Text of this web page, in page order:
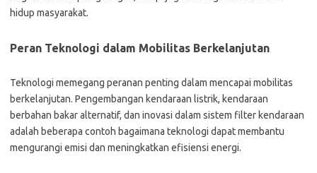
hidup masyarakat.
Peran Teknologi dalam Mobilitas Berkelanjutan
Teknologi memegang peranan penting dalam mencapai mobilitas
berkelanjutan. Pengembangan kendaraan listrik, kendaraan
berbahan bakar alternatif, dan inovasi dalam sistem filter kendaraan
adalah beberapa contoh bagaimana teknologi dapat membantu
mengurangi emisi dan meningkatkan efisiensi energi.